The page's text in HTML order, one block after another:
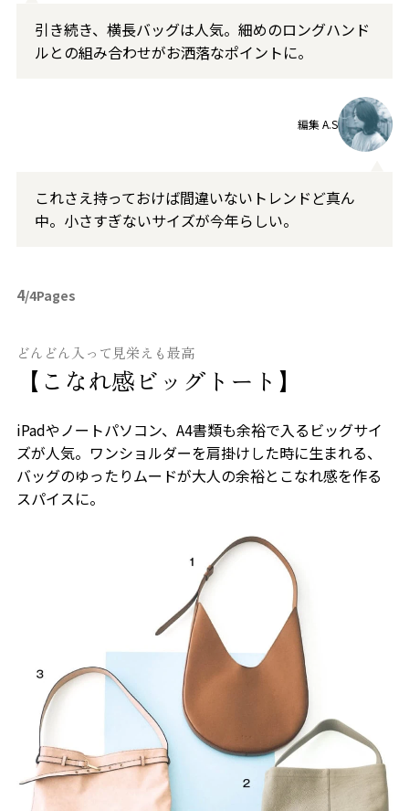
引き続き、横長バッグは人気。細めのロングハンド
ルとの組み合わせがお洒落なポイントに。
編集 A.S
これさえ持っておけば間違いないトレンドど真ん
中。小さすぎないサイズが今年らしい。
4/4Pages
どんどん入って見栄えも最高
【こなれ感ビッグトート】
iPadやノートパソコン、A4書類も余裕で入るビッグサイ
ズが人気。ワンショルダーを肩掛けした時に生まれる、
バッグのゆったりムードが大人の余裕とこなれ感を作る
スパイスに。